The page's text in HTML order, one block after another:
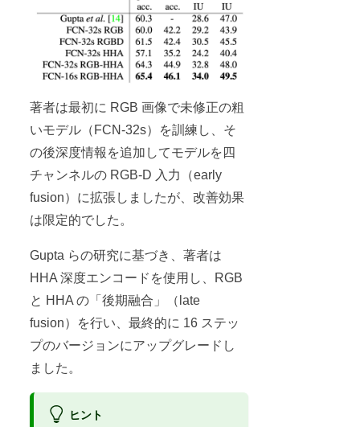
著者は最初に RGB 画像で未修正の粗
いモデル（FCN-32s）を訓練し、そ
の後深度情報を追加してモデルを四
チャンネルの RGB-D 入力（early
fusion）に拡張しましたが、改善効果
は限定的でした。
Gupta らの研究に基づき、著者は
HHA 深度エンコードを使用し、RGB
と HHA の「後期融合」（late
fusion）を行い、最終的に 16 ステッ
プのバージョンにアップグレードし
ました。
ヒント